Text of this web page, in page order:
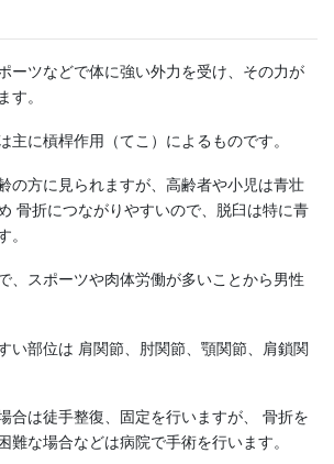
ーツなどで体に強い外力を受け、その力が
す。
主に槓桿作用（てこ）によるものです。
の方に見られますが、高齢者や小児は青壮
骨折につながりやすいので、脱臼は特に青
。
、スポーツや肉体労働が多いことから男性
い部位は 肩関節、肘関節、顎関節、肩鎖関
合は徒手整復、固定を行いますが、 骨折を
難な場合などは病院で手術を行います。